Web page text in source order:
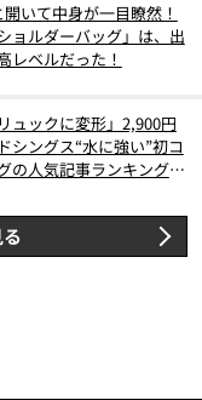
いて中身が一目瞭然！
ョルダーバッグ」は、出
レベルだった！
ュックに変形」2,900円
シングス“水に強い”初コ
の人気記事ランキングベ